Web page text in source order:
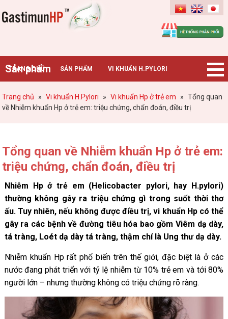
Gastimunhp
Sản phẩm
TRANG CHỦ SẢN PHẨM VI KHUẨN H.PYLORI
BỆNH DẠ DÀY TIN TỨC – SỰ KIỆN HƯỚNG DẪN MUA HÀNG
Trang chủ » Vi khuẩn H.Pylori » Vi khuẩn Hp ở trẻ em » Tổng quan
về Nhiễm khuẩn Hp ở trẻ em: triệu chứng, chẩn đoán, điều trị
Tổng quan về Nhiễm khuẩn Hp ở trẻ em:
triệu chứng, chẩn đoán, điều trị
Nhiễm Hp ở trẻ em (Helicobacter pylori, hay H.pylori)
thường không gây ra triệu chứng gì trong suốt thời thơ
ấu. Tuy nhiên, nếu không được điều trị, vi khuẩn Hp có thể
gây ra các bệnh về đường tiêu hóa bao gồm Viêm dạ dày,
tá tràng, Loét dạ dày tá tràng, thậm chí là Ung thư dạ dày.
Nhiễm khuẩn Hp rất phổ biến trên thế giới, đặc biệt là ở các
nước đang phát triển với tỷ lệ nhiễm từ 10% trẻ em và tới 80%
người lớn – nhưng thường không có triệu chứng rõ ràng.